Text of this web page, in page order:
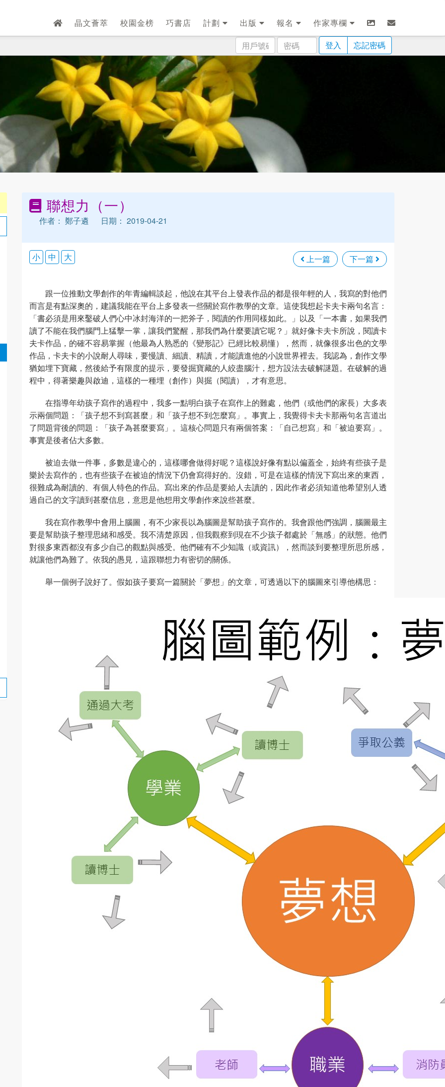
晶文薈萃 校園金榜 巧書店 計劃 出版 報名
作家專欄
用
戶
碼
密
碼
登入 忘記密碼
聯想力（一）
作者： 鄭子遴 日期： 2019-04-21
上一篇 下一篇
小 中 大
跟一位推動文學創作的年青編輯談起，他說在其平台上發表作品的都是很年輕的人，我寫的對他們
而言是有點深奧的，建議我能在平台上多發表一些關於寫作教學的文章。這使我想起卡夫卡兩句名言：
「書必須是用來鑿破人們心中冰封海洋的一把斧子，閱讀的作用同樣如此。」以及「一本書，如果我們
讀了不能在我們腦門上猛擊一掌，讓我們驚醒，那我們為什麼要讀它呢？」就好像卡夫卡所說，閱讀卡
夫卡作品，的確不容易掌握（他最為人熟悉的《變形記》已經比較易懂），然而，就像很多出色的文學
作品，卡夫卡的小說耐人尋味，要慢讀、細讀、精讀，才能讀進他的小說世界裡去。我認為，創作文學
猶如埋下寶藏，然後給予有限度的提示，要發掘寶藏的人絞盡腦汁，想方設法去破解謎題。在破解的過
程中，得著樂趣與啟迪，這樣的一種埋（創作）與掘（閱讀），才有意思。
在指導年幼孩子寫作的過程中，我多一點明白孩子在寫作上的難處，他們（或他們的家長）大多表
示兩個問題：「孩子想不到寫甚麼」和「孩子想不到怎麼寫」。事實上，我覺得卡夫卡那兩句名言道出
了問題背後的問題：「孩子為甚麼要寫」。這核心問題只有兩個答案：「自己想寫」和「被迫要寫」。
事實是後者佔大多數。
被迫去做一件事，多數是違心的，這樣哪會做得好呢？這樣說好像有點以偏蓋全，始終有些孩子是
樂於去寫作的，也有些孩子在被迫的情況下仍會寫得好的。沒錯，可是在這樣的情況下寫出來的東西，
很難成為耐讀的、有個人特色的作品。寫出來的作品是要給人去讀的，因此作者必須知道他希望別人透
過自己的文字讀到甚麼信息，意思是他想用文學創作來說些甚麼。
我在寫作教學中會用上腦圖，有不少家長以為腦圖是幫助孩子寫作的。我會跟他們強調，腦圖最主
要是幫助孩子整理思緒和感受。我不清楚原因，但我觀察到現在不少孩子都處於「無感」的狀態。他們
對很多東西都沒有多少自己的觀點與感受。他們確有不少知識（或資訊），然而談到要整理所思所感，
就讓他們為難了。依我的愚見，這跟聯想力有密切的關係。
舉一個例子說好了。假如孩子要寫一篇關於「夢想」的文章，可透過以下的腦圖來引導他構思：